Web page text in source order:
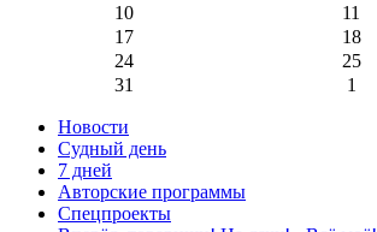
10
11
17
18
24
25
31
1
Новости
Судный день
7 дней
Авторские программы
Спецпроекты